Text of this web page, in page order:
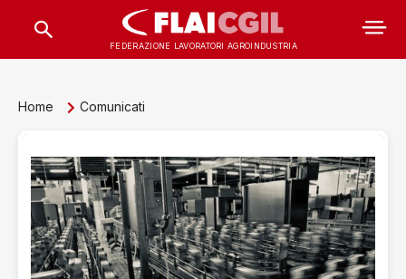
FEDERAZIONE LAVORATORI AGROINDUSTRIA
Home Comunicati